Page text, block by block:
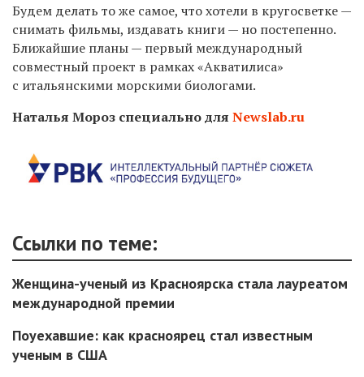
Будем делать то же самое, что хотели в кругосветке —
снимать фильмы, издавать книги — но постепенно.
Ближайшие планы — первый международный
совместный проект в рамках «Акватилиса»
с итальянскими морскими биологами.
Наталья Мороз специально для Newslab.ru
Ссылки по теме:
Женщина-ученый из Красноярска стала лауреатом
международной премии
Поуехавшие: как красноярец стал известным
ученым в США